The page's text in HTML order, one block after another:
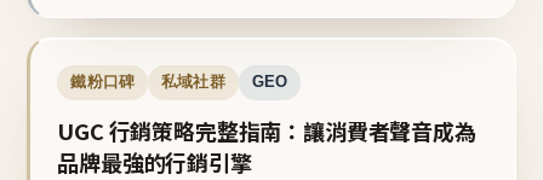
鐵粉口碑 私域社群 GEO
UGC 行銷策略完整指南：讓消費者聲音成為
品牌最強的行銷引擎